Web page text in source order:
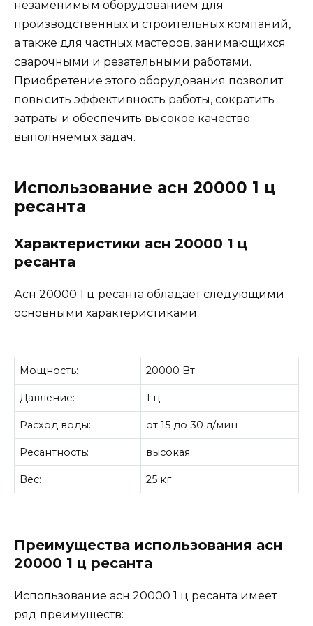
незаменимым оборудованием для
производственных и строительных компаний,
а также для частных мастеров, занимающихся
сварочными и резательными работами.
Приобретение этого оборудования позволит
повысить эффективность работы, сократить
затраты и обеспечить высокое качество
выполняемых задач.
Использование асн 20000 1 ц
ресанта
Характеристики асн 20000 1 ц
ресанта
Асн 20000 1 ц ресанта обладает следующими
основными характеристиками:
Мощность: 20000 Вт
Давление: 1 ц
Расход воды: от 15 до 30 л/мин
Ресантность: высокая
Вес: 25 кг
Преимущества использования асн
20000 1 ц ресанта
Использование асн 20000 1 ц ресанта имеет
ряд преимуществ: